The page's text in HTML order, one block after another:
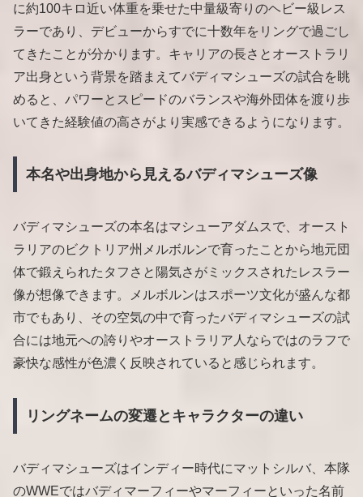
に約100キロ近い体重を乗せた中量級寄りのヘビー級レス
ラーであり、デビューからすでに十数年をリングで過ごし
てきたことが分かります。キャリアの長さとオーストラリ
ア出身という背景を踏まえてバディマシューズの試合を眺
めると、パワーとスピードのバランスや海外団体を渡り歩
いてきた経験値の高さがより実感できるようになります。
本名や出身地から見えるバディマシューズ像
バディマシューズの本名はマシューアダムスで、オースト
ラリアのビクトリア州メルボルンで育ったことから地元団
体で鍛えられたタフさと陽気さがミックスされたレスラー
像が想像できます。メルボルンはスポーツ文化が盛んな都
市でもあり、その空気の中で育ったバディマシューズの試
合には地元への誇りやオーストラリア人ならではのラフで
豪快な感性が色濃く反映されていると感じられます。
リングネームの変遷とキャラクターの違い
バディマシューズはインディー時代にマットシルバ、本隊
のWWEではバディマーフィーやマーフィーといった名前